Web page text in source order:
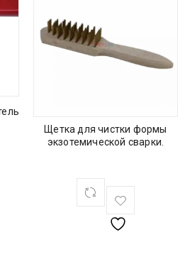
Щетка для чистки формы
экзотемической сварки.